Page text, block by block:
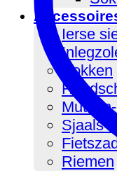
Ierse
Sokken
Sjaals
Riemen